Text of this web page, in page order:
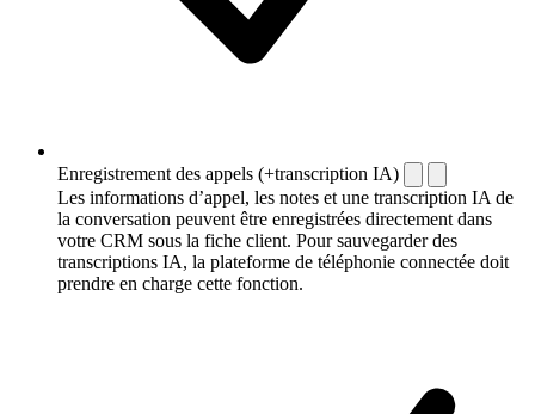
Enregistrement des appels (+transcription IA)
Les informations d’appel, les notes et une transcription IA de
la conversation peuvent être enregistrées directement dans
votre CRM sous la fiche client. Pour sauvegarder des
transcriptions IA, la plateforme de téléphonie connectée doit
prendre en charge cette fonction.